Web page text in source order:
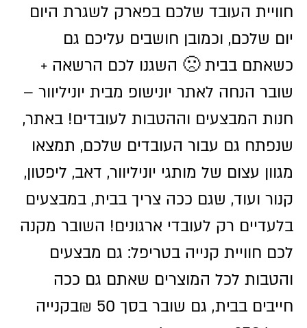
חוויית העובד שלכם בפארק לשגרת היום
יום שלכם, וכמובן חושבים עליכם גם
כשאתם בבית 🙁 השגנו לכם הרשאה +
שובר הנחה לאתר יונישופ מבית יוניליוור –
חנות המבצעים וההטבות לעובדים! באתר,
שנפתח גם עבור העובדים שלכם, תמצאו
מגוון עצום של מותגי יוניליוור, דאב, ליפטון,
קנור ועוד, שגם ככה צריך בבית, במבצעים
בלעדיים רק לעובדי ארגונים! השובר מקנה
לכם חוויית קנייה בטריפל: גם מבצעים
והטבות לכל המוצרים שאתם גם ככה
חייבים בבית, גם שובר בסך 50 ₪בקנייה